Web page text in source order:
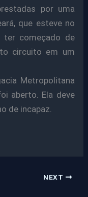
por uma
que esteve no
começado de
circuito em um
Metropolitana
aberto. Ela deve
de incapaz.
NEXT